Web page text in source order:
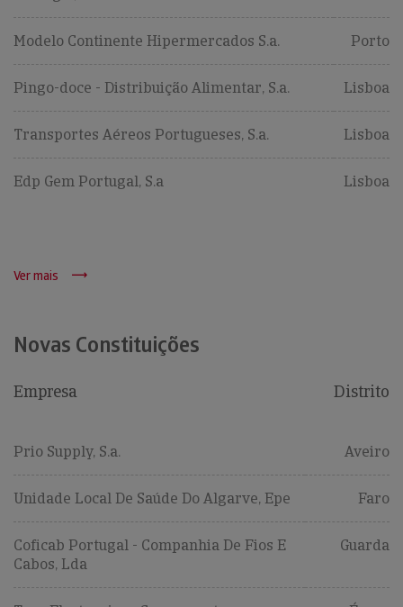
Modelo Continente Hipermercados S.a. Porto
Pingo-doce - Distribuição Alimentar, S.a. Lisboa
Transportes Aéreos Portugueses, S.a. Lisboa
Edp Gem Portugal, S.a Lisboa
Ver mais
Novas Constituições
Empresa Distrito
Prio Supply, S.a. Aveiro
Unidade Local De Saúde Do Algarve, Epe Faro
Coficab Portugal - Companhia De Fios E
Cabos, Lda
Guarda